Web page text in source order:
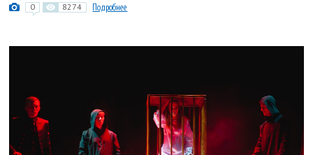
0 8274 Подробнее